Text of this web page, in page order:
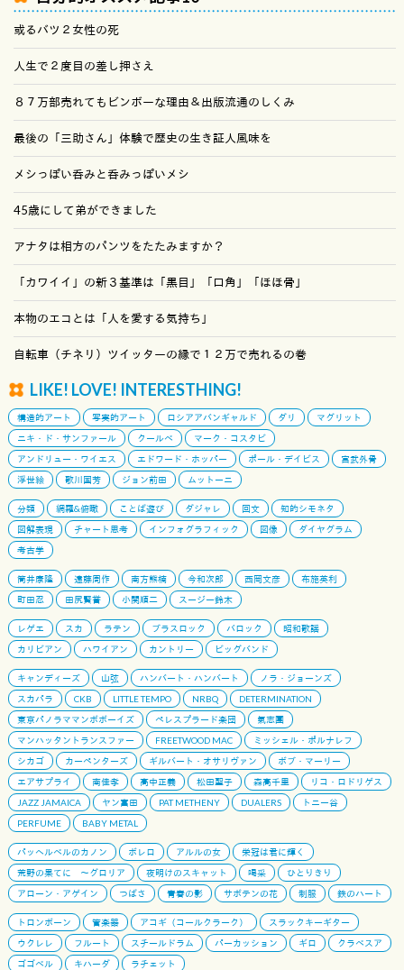
或るバツ２女性の死
人生で２度目の差し押さえ
８７万部売れてもビンボーな理由＆出版流通のしくみ
最後の「三助さん」体験で歴史の生き証人風味を
メシっぽい呑みと呑みっぽいメシ
45歳にして弟ができました
アナタは相方のパンツをたたみますか？
「カワイイ」の新３基準は「黒目」「口角」「ほほ骨」
本物のエコとは「人を愛する気持ち」
自転車（チネリ）ツイッターの縁で１２万で売れるの巻
LIKE! LOVE! INTERESTHING!
構造的アート 写実的アート ロシアアバンギャルド ダリ
マグリット
ニキ・ド・サンファール
クールベ
マーク・コスタビ
アンドリュー・ワイエス
エドワード・ホッパー ポール・デイビス
宮武外骨
浮世絵
歌川国芳 ジョン前田 ムットーニ
分類 網羅&俯瞰 ことば遊び ダジャレ 回文
知的シモネタ
図解表現
チャート思考 インフォグラフィック 図像
ダイヤグラム
考古学
筒井康隆 遠藤周作 南方熊楠 今和次郎 西岡文彦
布施英利
町田忍
田尻賢誉 小関順二 スージー鈴木
レゲエ スカ ラテン ブラスロック バロック
昭和歌謡
カリビアン
ハワイアン カントリー ビッグバンド
キャンディーズ 山弦 ハンバート・ハンバート
ノラ・ジョーンズ
スカパラ
CKB LITTLE TEMPO NRBQ
DETERMINATION
東京パノラママンボボーイズ
ペレスプラード楽団
氣志團
マンハッタントランスファー
FREETWOOD MAC
ミッシェル・ポルナレフ
シカゴ
カーペンターズ ギルバート・オサリヴァン
ボブ・マーリー
エアサプライ
南佳孝 高中正義 松田聖子 森高千里
リコ・ロドリゲス
JAZZ JAMAICA
ヤン富田 PAT METHENY DUALERS
トニー谷
PERFUME
BABY METAL
パッヘルベルのカノン ボレロ アルルの女
栄冠は君に輝く
荒野の果てに 〜グロリア
夜明けのスキャット 喝采
ひとりきり
アローン・アゲイン
つばさ 青春の影 サボテンの花 制服 鉄のハート
トロンボーン 管楽器 アコギ（コールクラーク）
スラックキーギター
ウクレレ
フルート スチールドラム パーカッション ギロ
クラベスア
ゴゴベル
キハーダ ラチェット